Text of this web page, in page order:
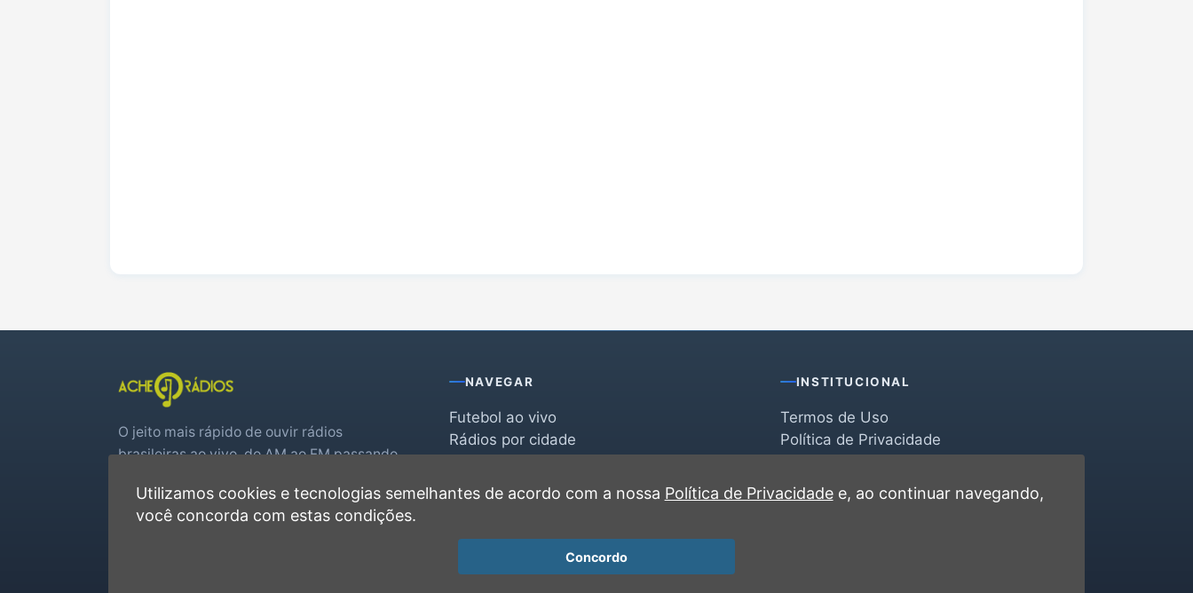
O jeito mais rápido de ouvir rádios
brasileiras ao vivo, do AM ao FM passando
real.
NAVEGAR
Futebol ao vivo
Rádios por cidade
Favoritas
Recentes
INSTITUCIONAL
Termos de Uso
Política de Privacidade
Contato
Utilizamos cookies e tecnologias semelhantes de acordo com a nossa Política de Privacidadee, ao continuar navegando,
você concorda com estas condições.
Concordo